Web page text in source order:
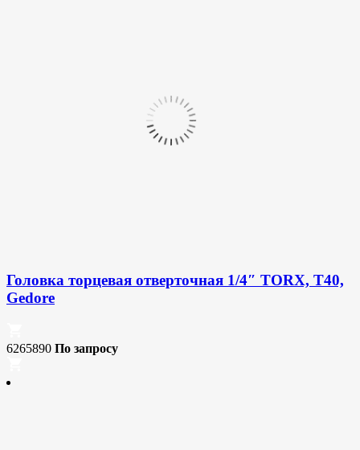
Головка торцевая отверточная 1/4″ TORX, T40,
Gedore
6265890 По запросу